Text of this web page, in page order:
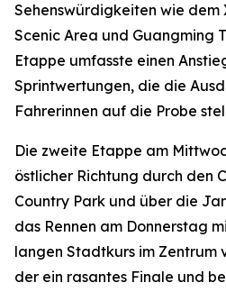
Sehenswürdigkeiten wie dem
Scenic Area und Guangming
Etappe umfasste einen
Sprintwertungen, die die
Fahrerinnen auf die Probe
Die zweite Etappe am
östlicher Richtung durch den
Country Park und über die
das Rennen am Donnerstag
langen Stadtkurs im Zentrum
der ein rasantes Finale und